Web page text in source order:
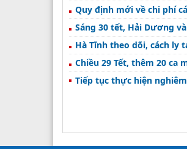
Quy định mới về chi phí
Sáng 30 tết, Hải Dương
Hà Tĩnh theo dõi, cách ly
Chiều 29 Tết, thêm 20 ca
Tiếp tục thực hiện